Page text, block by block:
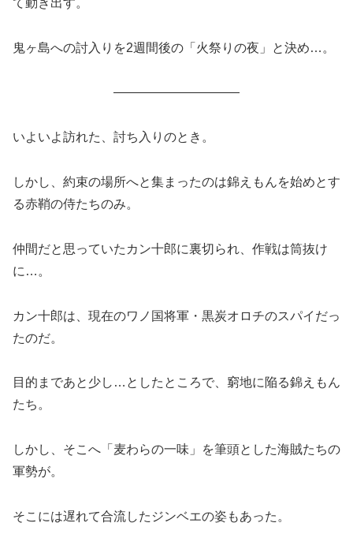
鬼ヶ島への討入りを2週間後の「火祭りの夜」と決め…。
――――――――――
いよいよ訪れた、討ち入りのとき。
しかし、約束の場所へと集まったのは錦えもんを始めとす
る赤鞘の侍たちのみ。
仲間だと思っていたカン十郎に裏切られ、作戦は筒抜け
に…。
カン十郎は、現在のワノ国将軍・黒炭オロチのスパイだっ
たのだ。
目的まであと少し…としたところで、窮地に陥る錦えもん
たち。
しかし、そこへ「麦わらの一味」を筆頭とした海賊たちの
軍勢が。
そこには遅れて合流したジンベエの姿もあった。